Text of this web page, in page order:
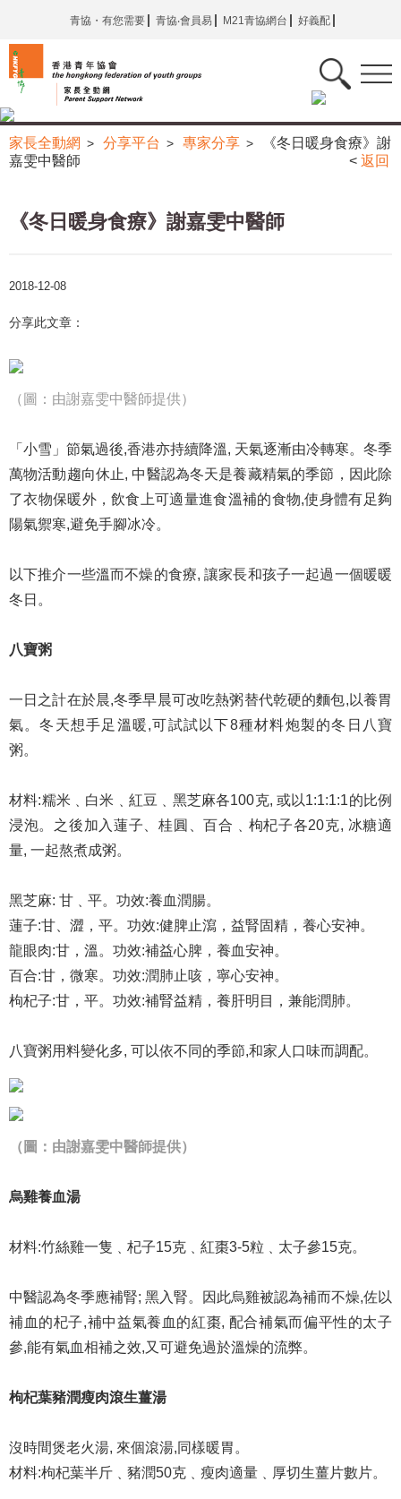
青協・有您需要 青協‧會員易 M21青協網台 好義配
家長全動網 > 分享平台 > 專家分享 >
《冬日暖身食療》謝
嘉雯中醫師
< 返回
《冬日暖身食療》謝嘉雯中醫師
2018-12-08
分享此文章：
（圖：由謝嘉雯中醫師提供）
「小雪」節氣過後,香港亦持續降溫, 天氣逐漸由冷轉寒。冬季
萬物活動趨向休止, 中醫認為冬天是養藏精氣的季節，因此除
了衣物保暖外，飲食上可適量進食溫補的食物,使身體有足夠
陽氣禦寒,避免手腳冰冷。
以下推介一些溫而不燥的食療, 讓家長和孩子一起過一個暖暖
冬日。
八寶粥
一日之計在於晨,冬季早晨可改吃熱粥替代乾硬的麵包,以養胃
氣。冬天想手足溫暖,可試試以下8種材料炮製的冬日八寶
粥。
材料:糯米﹑白米﹑紅豆﹑黑芝麻各100克, 或以1:1:1:1的比例
浸泡。之後加入蓮子、桂圓、百合﹑枸杞子各20克, 冰糖適
量, 一起熬煮成粥。
黑芝麻: 甘﹑平。功效:養血潤腸。
蓮子:甘、澀，平。功效:健脾止瀉，益腎固精，養心安神。
龍眼肉:甘，溫。功效:補益心脾，養血安神。
百合:甘，微寒。功效:潤肺止咳，寧心安神。
枸杞子:甘，平。功效:補腎益精，養肝明目，兼能潤肺。
八寶粥用料變化多, 可以依不同的季節,和家人口味而調配。
（圖：由謝嘉雯中醫師提供）
烏雞養血湯
材料:竹絲雞一隻﹑杞子15克﹑紅棗3-5粒﹑太子參15克。
中醫認為冬季應補腎; 黑入腎。因此烏雞被認為補而不燥,佐以
補血的杞子,補中益氣養血的紅棗, 配合補氣而偏平性的太子
參,能有氣血相補之效,又可避免過於溫燥的流弊。
枸杞葉豬潤瘦肉滾生薑湯
沒時間煲老火湯, 來個滾湯,同樣暖胃。
材料:枸杞葉半斤﹑豬潤50克﹑瘦肉適量﹑厚切生薑片數片。